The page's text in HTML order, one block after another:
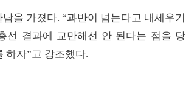
을 가졌다. “과반이 넘는다고 내세우기
선 결과에 교만해선 안 된다는 점을 당
하자”고 강조했다.